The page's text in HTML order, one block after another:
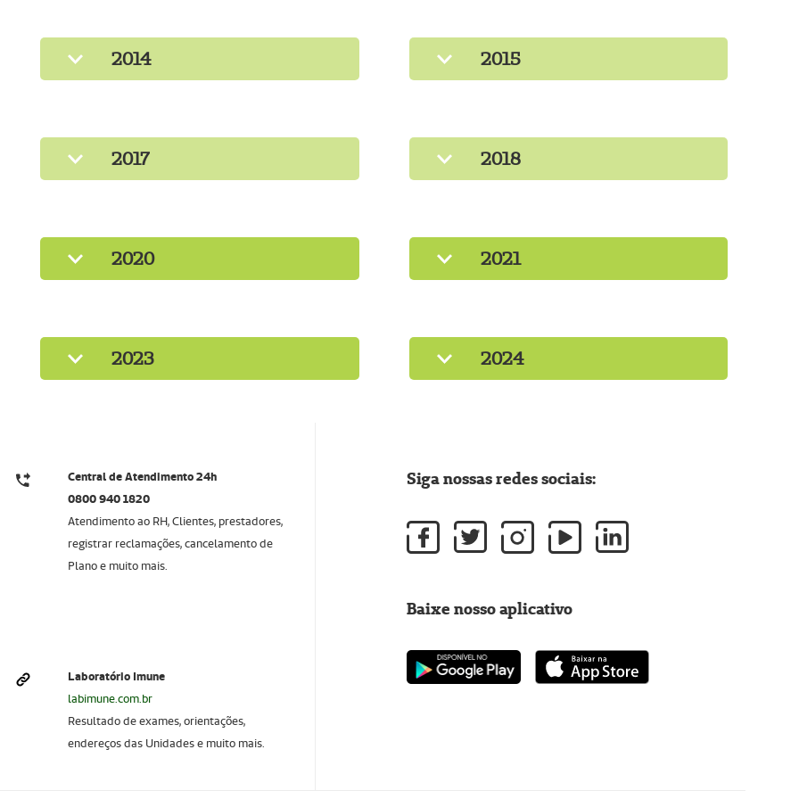
2014 2015
2017 2018
2020 2021
2023 2024
Central de Atendimento 24h
0800 940 1820
Atendimento ao RH, Clientes, prestadores,
registrar reclamações, cancelamento de
Plano e muito mais.
Laboratório Imune
labimune.com.br
Resultado de exames, orientações,
endereços das Unidades e muito mais.
Siga nossas redes sociais:
Baixe nosso aplicativo